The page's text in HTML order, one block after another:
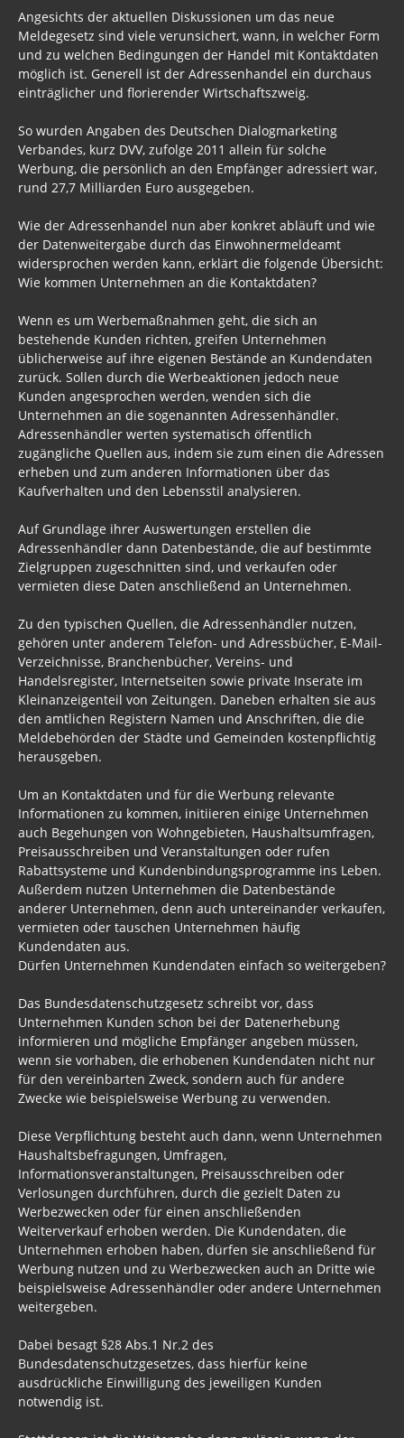
Angesichts der aktuellen Diskussionen um das neue
Meldegesetz sind viele verunsichert, wann, in welcher Form
und zu welchen Bedingungen der Handel mit Kontaktdaten
möglich ist. Generell ist der Adressenhandel ein durchaus
einträglicher und florierender Wirtschaftszweig.
So wurden Angaben des Deutschen Dialogmarketing
Verbandes, kurz DVV, zufolge 2011 allein für solche
Werbung, die persönlich an den Empfänger adressiert war,
rund 27,7 Milliarden Euro ausgegeben.
Wie der Adressenhandel nun aber konkret abläuft und wie
der Datenweitergabe durch das Einwohnermeldeamt
widersprochen werden kann, erklärt die folgende Übersicht:
Wie kommen Unternehmen an die Kontaktdaten?
Wenn es um Werbemaßnahmen geht, die sich an
bestehende Kunden richten, greifen Unternehmen
üblicherweise auf ihre eigenen Bestände an Kundendaten
zurück. Sollen durch die Werbeaktionen jedoch neue
Kunden angesprochen werden, wenden sich die
Unternehmen an die sogenannten Adressenhändler.
Adressenhändler werten systematisch öffentlich
zugängliche Quellen aus, indem sie zum einen die Adressen
erheben und zum anderen Informationen über das
Kaufverhalten und den Lebensstil analysieren.
Auf Grundlage ihrer Auswertungen erstellen die
Adressenhändler dann Datenbestände, die auf bestimmte
Zielgruppen zugeschnitten sind, und verkaufen oder
vermieten diese Daten anschließend an Unternehmen.
Zu den typischen Quellen, die Adressenhändler nutzen,
gehören unter anderem Telefon- und Adressbücher, E-Mail-
Verzeichnisse, Branchenbücher, Vereins- und
Handelsregister, Internetseiten sowie private Inserate im
Kleinanzeigenteil von Zeitungen. Daneben erhalten sie aus
den amtlichen Registern Namen und Anschriften, die die
Meldebehörden der Städte und Gemeinden kostenpflichtig
herausgeben.
Um an Kontaktdaten und für die Werbung relevante
Informationen zu kommen, initiieren einige Unternehmen
auch Begehungen von Wohngebieten, Haushaltsumfragen,
Preisausschreiben und Veranstaltungen oder rufen
Rabattsysteme und Kundenbindungsprogramme ins Leben.
Außerdem nutzen Unternehmen die Datenbestände
anderer Unternehmen, denn auch untereinander verkaufen,
vermieten oder tauschen Unternehmen häufig
Kundendaten aus.
Dürfen Unternehmen Kundendaten einfach so weitergeben?
Das Bundesdatenschutzgesetz schreibt vor, dass
Unternehmen Kunden schon bei der Datenerhebung
informieren und mögliche Empfänger angeben müssen,
wenn sie vorhaben, die erhobenen Kundendaten nicht nur
für den vereinbarten Zweck, sondern auch für andere
Zwecke wie beispielsweise Werbung zu verwenden.
Diese Verpflichtung besteht auch dann, wenn Unternehmen
Haushaltsbefragungen, Umfragen,
Informationsveranstaltungen, Preisausschreiben oder
Verlosungen durchführen, durch die gezielt Daten zu
Werbezwecken oder für einen anschließenden
Weiterverkauf erhoben werden. Die Kundendaten, die
Unternehmen erhoben haben, dürfen sie anschließend für
Werbung nutzen und zu Werbezwecken auch an Dritte wie
beispielsweise Adressenhändler oder andere Unternehmen
weitergeben.
Dabei besagt §28 Abs.1 Nr.2 des
Bundesdatenschutzgesetzes, dass hierfür keine
ausdrückliche Einwilligung des jeweiligen Kunden
notwendig ist.